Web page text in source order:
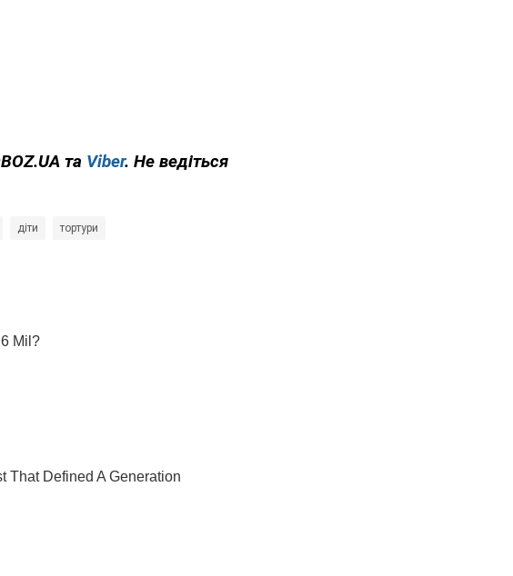
та Viber. Не ведіться
діти тортури